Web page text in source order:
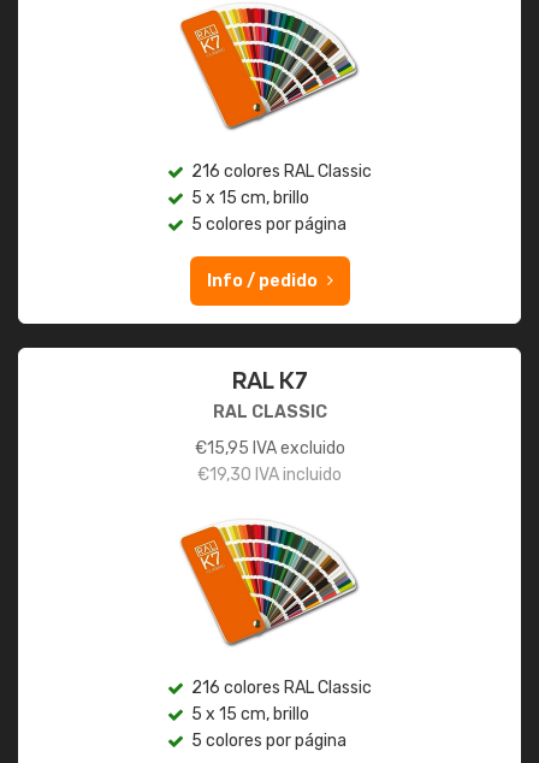
216 colores RAL Classic
5 x 15 cm, brillo
5 colores por página
Info / pedido
RAL K7
RAL CLASSIC
€15,95 IVA excluido
€19,30 IVA incluido
216 colores RAL Classic
5 x 15 cm, brillo
5 colores por página